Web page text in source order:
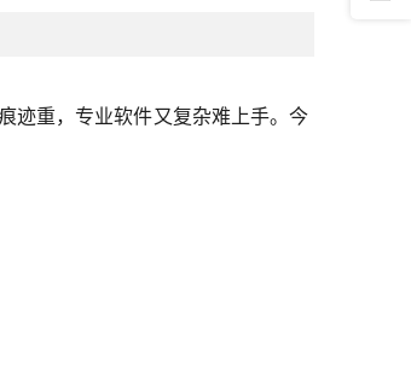
迹重，专业软件又复杂难上手。今